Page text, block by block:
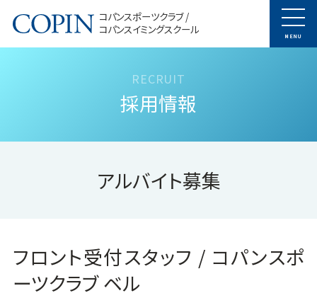
コパンスポーツクラブ /
コパンスイミングスクール
MENU
採用情報
アルバイト募集
フロント受付スタッフ / コパンスポ
ーツクラブ ベル